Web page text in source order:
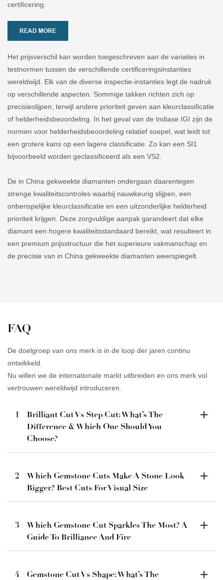
certificering.
READ MORE
Het prijsverschil kan worden toegeschreven aan de variaties in
testnormen tussen de verschillende certificeringsinstanties
wereldwijd. Elk van de diverse inspectie-instanties legt de nadruk
op verschillende aspecten. Sommige takken richten zich op
precisieslijpen, terwijl andere prioriteit geven aan kleurclassificatie
of helderheidsbeoordeling. In het geval van de Indiase IGI zijn de
normen voor helderheidsbeoordeling relatief soepel, wat leidt tot
een grotere kans op een lagere classificatie. Zo kan een SI1
bijvoorbeeld worden geclassificeerd als een VS2.
De in China gekweekte diamanten ondergaan daarentegen
strenge kwaliteitscontroles waarbij nauwkeurig slijpen, een
onberispelijke kleurclassificatie en een uitzonderlijke helderheid
prioriteit krijgen. Deze zorgvuldige aanpak garandeert dat elke
diamant een hogere kwaliteitsstandaard bereikt, wat resulteert in
een premium prijsstructuur die het superieure vakmanschap en
de precisie van in China gekweekte diamanten weerspiegelt.
FAQ
De doelgroep van ons merk is in de loop der jaren continu
ontwikkeld.
Nu willen we de internationale markt uitbreiden en ons merk vol
vertrouwen wereldwijd introduceren.
1
Brilliant Cut Vs Step Cut: What’s The
Difference & Which One Should You
Choose?
2
Which Gemstone Cuts Make A Stone Look
Bigger? Best Cuts For Visual Size
3
Which Gemstone Cut Sparkles The Most? A
Guide To Brilliance And Fire
4
Gemstone Cut Vs Shape: What’s The